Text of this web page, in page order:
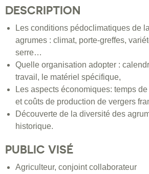
DESCRIPTION
Les conditions pédoclimatiques de
agrumes : climat, porte-greffes,
serre…
Quelle organisation adopter :
travail, le matériel spécifique,
Les aspects économiques: temps
et coûts de production de vergers
Découverte de la diversité des
historique.
PUBLIC VISÉ
Agriculteur, conjoint collaborateur